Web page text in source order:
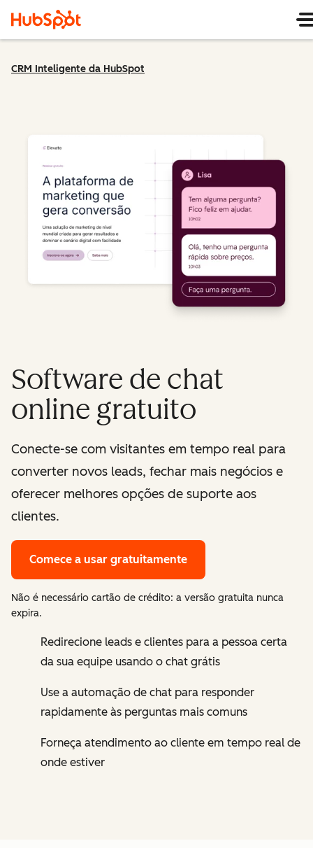
CRM Inteligente da HubSpot
Software de chat
online gratuito
Conecte-se com visitantes em tempo real para
converter novos leads, fechar mais negócios e
oferecer melhores opções de suporte aos
clientes.
Comece a usar gratuitamente
Não é necessário cartão de crédito: a versão gratuita nunca
expira.
Redirecione leads e clientes para a pessoa certa
da sua equipe usando o chat grátis
Use a automação de chat para responder
rapidamente às perguntas mais comuns
Forneça atendimento ao cliente em tempo real de
onde estiver